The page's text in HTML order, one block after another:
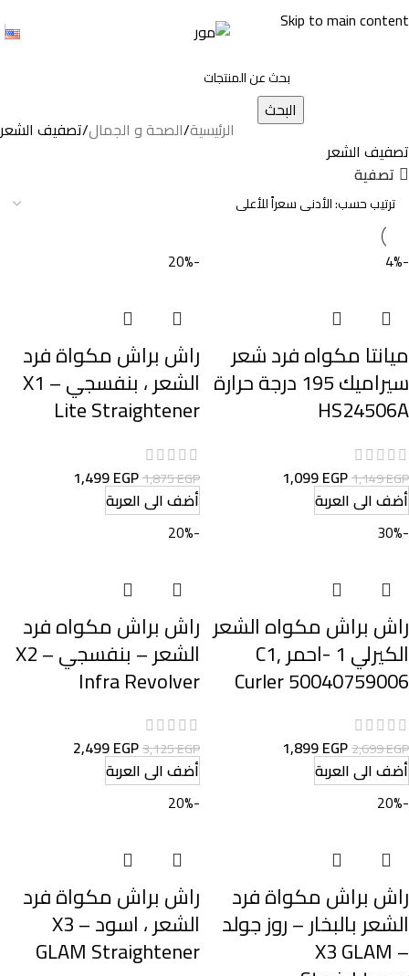
Skip to main content
البحث
الرئيسية الصحة و الجمال تصفيف الشعر
تصفيف الشعر
تصفية
-4%
ميانتا مكواه فرد شعر
سيراميك 195 درجة حرارة
HS24506A
1,149EGP
1,099EGP
أضف الى العربة
-20%
راش براش مكواة فرد
الشعر ، بنفسجي – X1
Lite Straightener
1,875EGP
1,499EGP
أضف الى العربة
-30%
راش براش مكواه الشعر
الكيرلي 1 -احمر ,C1
Curler 50040759006
2,699EGP
1,899EGP
أضف الى العربة
-20%
راش براش مكواه فرد
الشعر – بنفسجي – X2
Infra Revolver
3,125EGP
2,499EGP
أضف الى العربة
-20%
راش براش مكواة فرد
الشعر بالبخار – روز جولد
– X3 GLAM
-20%
راش براش مكواة فرد
الشعر ، اسود – X3
GLAM Straightener